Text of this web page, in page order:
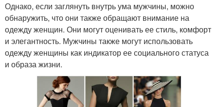
Однако, если заглянуть внутрь ума мужчины, можно
обнаружить, что они также обращают внимание на
одежду женщин. Они могут оценивать ее стиль, комфорт
и элегантность. Мужчины также могут использовать
одежду женщины как индикатор ее социального статуса
и образа жизни.